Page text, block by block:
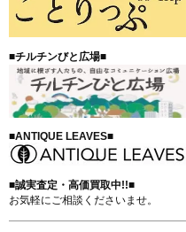
■チルチンびと広場■
■ANTIQUE LEAVES■
■誠実査定・高価買取中!!■
お気軽にご相談くださいませ。